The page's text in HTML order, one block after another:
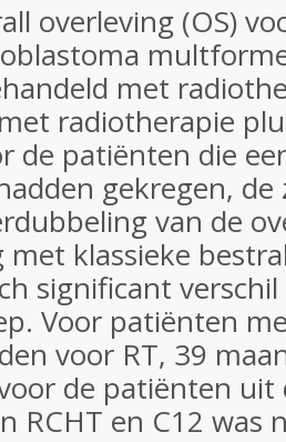
overleving (OS)
met
radiotherapie
de patiënten die
gekregen, de
van de
met klassieke
significant
Voor patiënten
voor RT, 39
de patiënten uit
RCHT en C12 was